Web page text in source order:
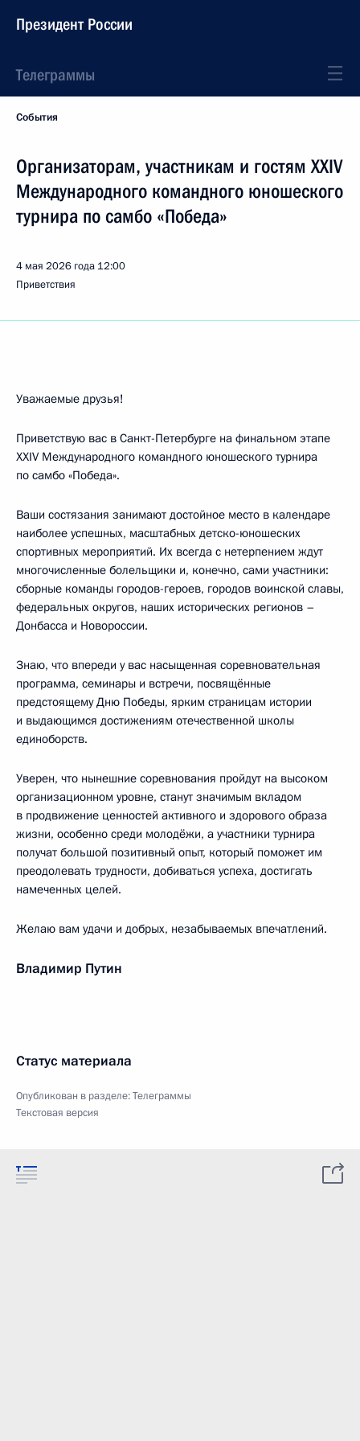
Президент России
Телеграммы
События
Организаторам, участникам и гостям XXIV
Международного командного юношеского
турнира по самбо «Победа»
4 мая 2026 года 12:00
Приветствия
Уважаемые друзья!
Приветствую вас в Санкт-Петербурге на финальном этапе
XXIV Международного командного юношеского турнира
по самбо «Победа».
Ваши состязания занимают достойное место в календаре
наиболее успешных, масштабных детско-юношеских
спортивных мероприятий. Их всегда с нетерпением ждут
многочисленные болельщики и, конечно, сами участники:
сборные команды городов-героев, городов воинской славы,
федеральных округов, наших исторических регионов –
Донбасса и Новороссии.
Знаю, что впереди у вас насыщенная соревновательная
программа, семинары и встречи, посвящённые
предстоящему Дню Победы, ярким страницам истории
и выдающимся достижениям отечественной школы
единоборств.
Уверен, что нынешние соревнования пройдут на высоком
организационном уровне, станут значимым вкладом
в продвижение ценностей активного и здорового образа
жизни, особенно среди молодёжи, а участники турнира
получат большой позитивный опыт, который поможет им
преодолевать трудности, добиваться успеха, достигать
намеченных целей.
Желаю вам удачи и добрых, незабываемых впечатлений.
Владимир Путин
Статус материала
Опубликован в разделе:Телеграммы
Текстовая версия